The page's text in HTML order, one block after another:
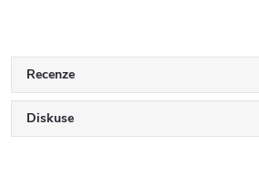
Recenze
Diskuse